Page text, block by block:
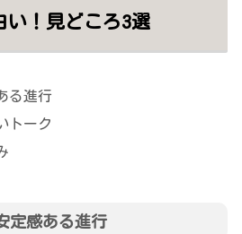
い！見どころ3選
る進行
トーク
定感ある進行